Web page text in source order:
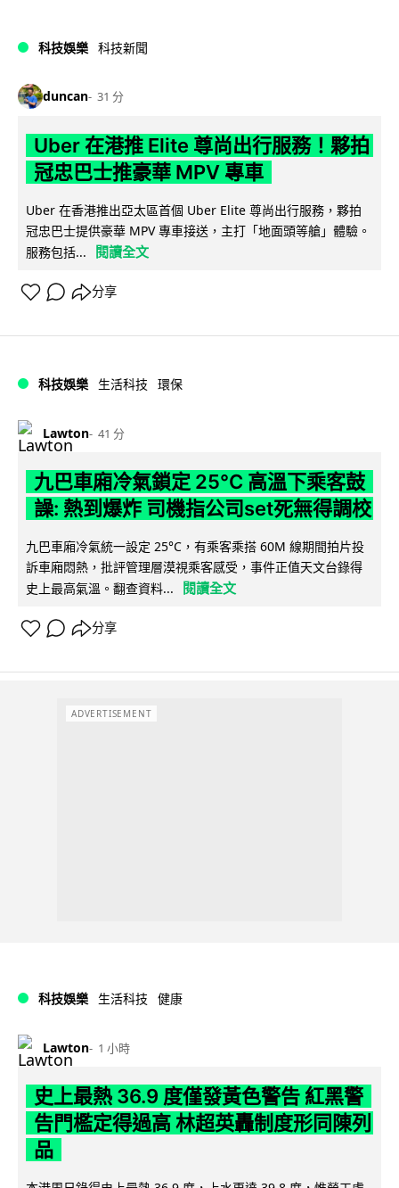
科技娛樂 科技新聞
duncan 31 分
Uber 在港推 Elite 尊尚出行服務！夥拍
冠忠巴士推豪華 MPV 專車
Uber 在香港推出亞太區首個 Uber Elite 尊尚出行服務，夥拍
冠忠巴士提供豪華 MPV 專車接送，主打「地面頭等艙」體驗。
服務包括...
閱讀全文
分享
科技娛樂 生活科技 環保
Lawton 41 分
九巴車廂冷氣鎖定 25°C 高溫下乘客鼓
譟: 熱到爆炸 司機指公司set死無得調校
九巴車廂冷氣統一設定 25°C，有乘客乘搭 60M 線期間拍片投
訴車廂悶熱，批評管理層漠視乘客感受，事件正值天文台錄得
史上最高氣溫。翻查資料...
閱讀全文
分享
ADVERTISEMENT
科技娛樂 生活科技 健康
Lawton 1 小時
史上最熱 36.9 度僅發黃色警告 紅黑警
告門檻定得過高 林超英轟制度形同陳列
品